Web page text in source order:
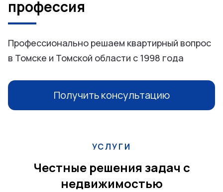
профессия
Профессионально решаем квартирный вопрос
в Томске и Томской области с 1998 года
Получить консультацию
УСЛУГИ
Честные решения задач с
недвижимостью